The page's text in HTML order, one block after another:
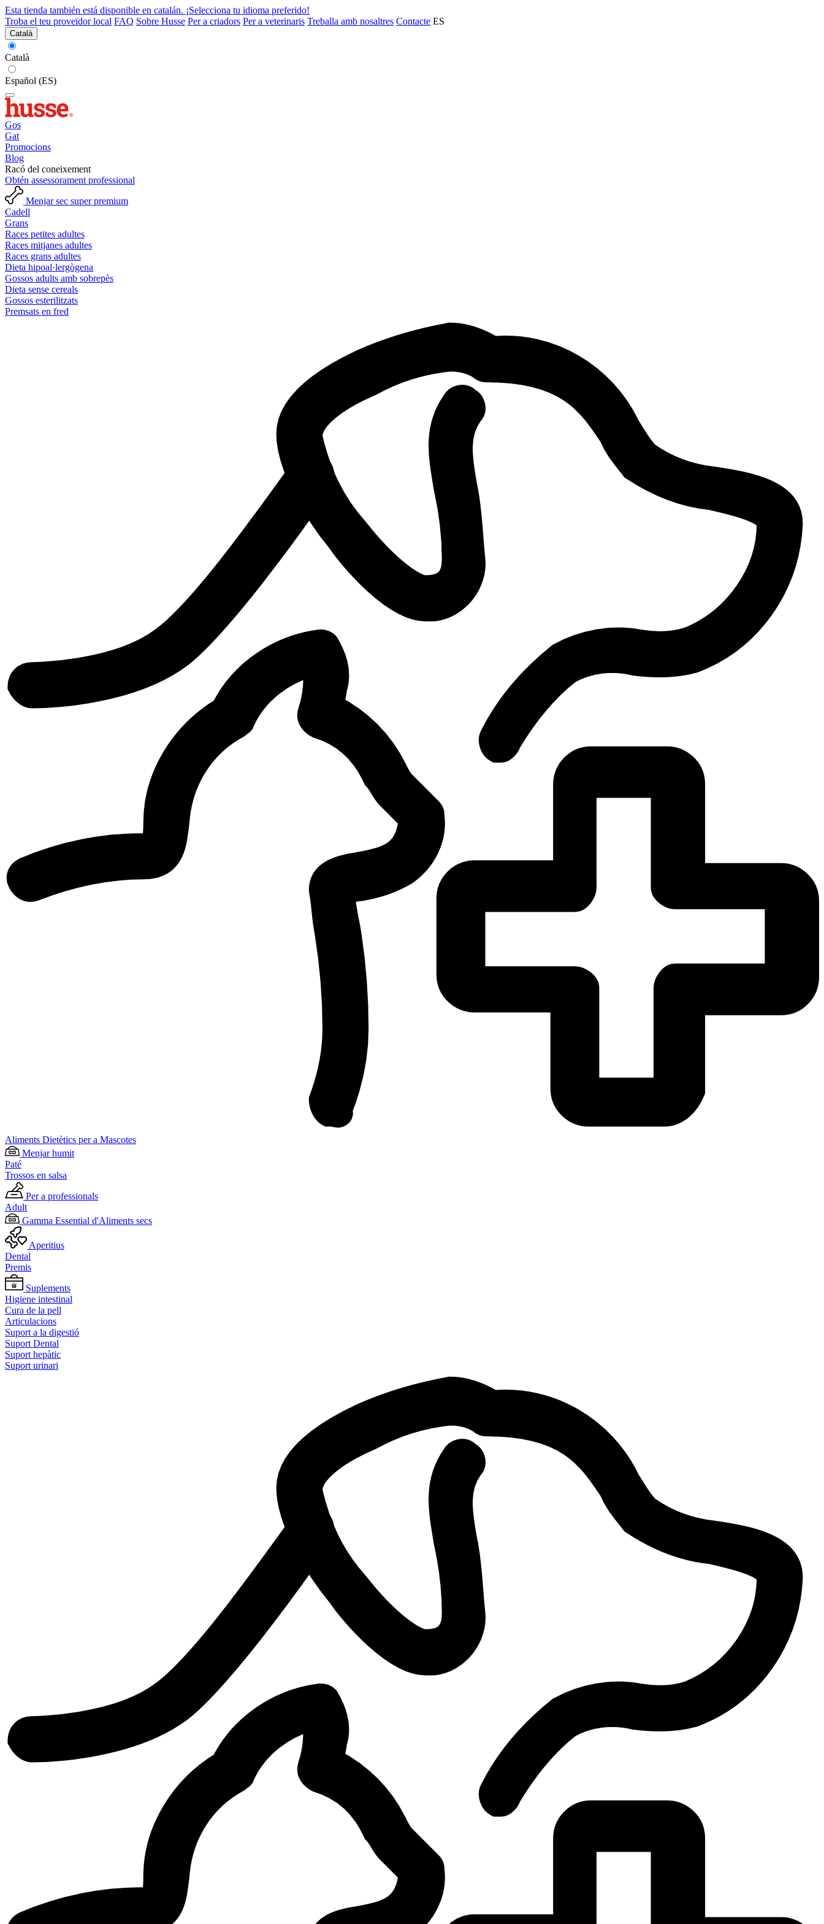
Esta tienda también está disponible en catalán. ¡Selecciona tu idioma preferido!
Troba el teu proveïdor local FAQ Sobre Husse Per a criadors Per a veterinaris Treballa amb nosaltres Contacte ES
Català
Català
Español (ES)
Gos
Gat
Promocions
Blog
Racó del coneixement
Obtén assessorament professional
Menjar sec super premium
Cadell
Grans
Races petites adultes
Races mitjanes adultes
Races grans adultes
Dieta hipoal·lergògena
Gossos adults amb sobrepès
Dieta sense cereals
Gossos esterilitzats
Premsats en fred
Aliments Dietètics per a Mascotes
Menjar humit
Paté
Trossos en salsa
Per a professionals
Adult
Gamma Essential d'Aliments secs
Aperitius
Dental
Premis
Suplements
Higiene intestinal
Cura de la pell
Articulacions
Suport a la digestió
Suport Dental
Suport hepàtic
Suport urinari